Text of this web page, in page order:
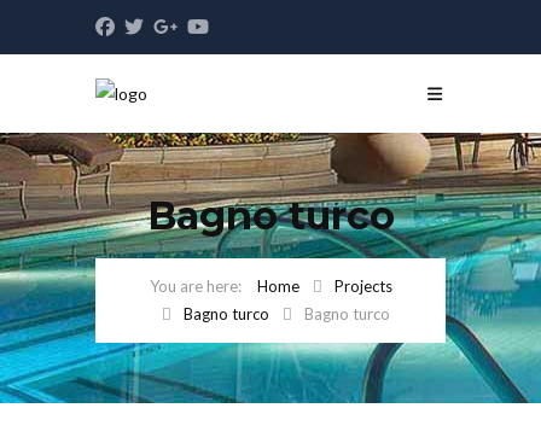
Bagno turco
Home
Projects
Bagno turco
Bagno turco